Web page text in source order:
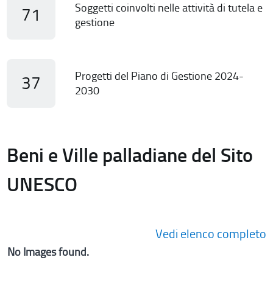
71
Soggetti coinvolti nelle attività di tutela e
gestione
37
Progetti del Piano di Gestione 2024-
2030
Beni e Ville palladiane del Sito
UNESCO
Vedi elenco completo
No Images found.